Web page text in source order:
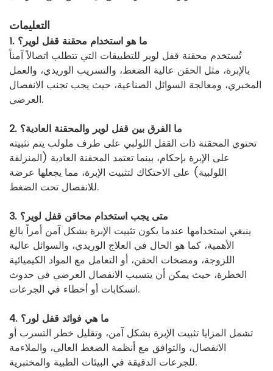
التعليمات
1. ما هو استخدام محقنة قفل لوير؟
تُستخدم محقنة قفل لوير للتطبيقات التي تتطلب اتصالاً آمناً
بالإبرة، مثل الحقن عالية الضغط، والتسريب الوريدي، والعمل
المخبري، ومعالجة السوائل الصناعية، حيث يجب تجنب الانفصال
العرضي.
2. ما الفرق بين قفل لوير والمحقنة العادية؟
تحتوي المحقنة ذات القفل اللولبي على طرف ملولب يتم تثبيته
على الإبرة بإحكام، بينما تعتمد المحقنة العادية (المنزلقة
اللولبية) على الاحتكاك لتثبيت الإبرة، مما يجعلها عرضة
للانفصال تحت الضغط.
3. متى يجب استخدام محاقن قفل لوير؟
ينبغي استخدامها عندما يكون تثبيت الإبرة بشكل آمن أمراً بالغ
الأهمية، كما هو الحال في العلاج الوريدي، والسوائل عالية
اللزوجة، ومضخات الحقن، أو التعامل مع المواد الكيميائية
الخطرة، حيث يمكن أن يتسبب الانفصال العرضي في حدوث
انسكابات أو أخطاء في الجرعات.
4. ما هي فوائد قفل لور؟
تشمل المزايا تثبيت الإبرة بشكل آمن، وتقليل خطر التسرب أو
الانفصال، والتوافق مع أنظمة الضغط العالي، والملاءمة
للجرعات الدقيقة في البيئات الطبية والمختبرية.